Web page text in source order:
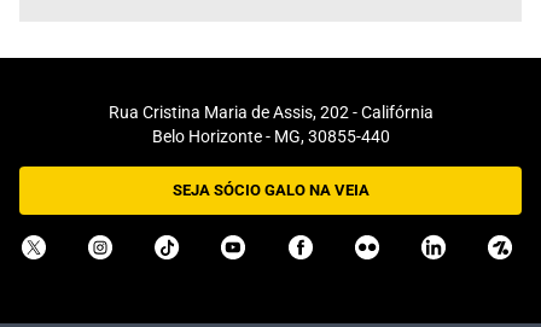
Rua Cristina Maria de Assis, 202 - Califórnia
Belo Horizonte - MG, 30855-440
SEJA SÓCIO GALO NA VEIA